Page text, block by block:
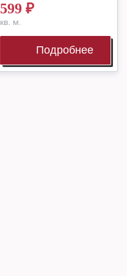
599 ₽
кв. м.
Подробнее